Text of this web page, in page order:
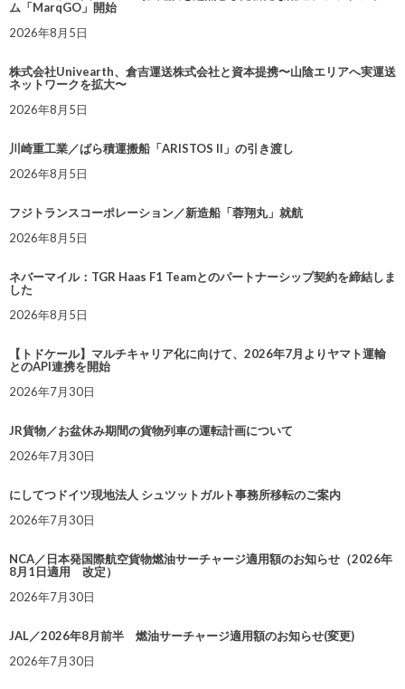
ム「MarqGO」開始
2026年8月5日
株式会社Univearth、倉吉運送株式会社と資本提携〜山陰エリアへ実運送
ネットワークを拡大〜
2026年8月5日
川崎重工業／ばら積運搬船「ARISTOS II」の引き渡し
2026年8月5日
フジトランスコーポレーション／新造船「蓉翔丸」就航
2026年8月5日
ネバーマイル：TGR Haas F1 Teamとのパートナーシップ契約を締結しま
した
2026年8月5日
【トドケール】マルチキャリア化に向けて、2026年7月よりヤマト運輸
とのAPI連携を開始
2026年7月30日
JR貨物／お盆休み期間の貨物列車の運転計画について
2026年7月30日
にしてつドイツ現地法人 シュツットガルト事務所移転のご案内
2026年7月30日
NCA／日本発国際航空貨物燃油サーチャージ適用額のお知らせ（2026年
8月1日適用 改定）
2026年7月30日
JAL／2026年8月前半 燃油サーチャージ適用額のお知らせ(変更)
2026年7月30日